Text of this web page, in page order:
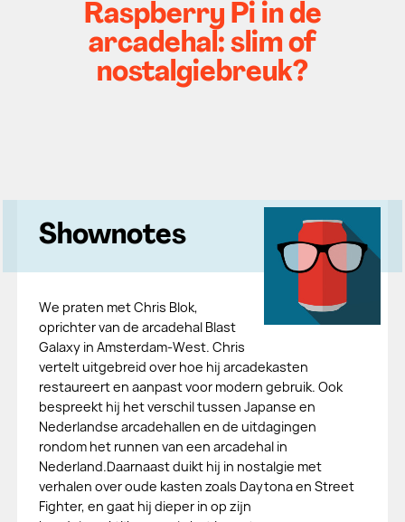
Raspberry Pi in de
arcadehal: slim of
nostalgiebreuk?
Shownotes
We praten met Chris Blok,
oprichter van de arcadehal Blast
Galaxy in Amsterdam-West. Chris
vertelt uitgebreid over hoe hij arcadekasten
restaureert en aanpast voor modern gebruik. Ook
bespreekt hij het verschil tussen Japanse en
Nederlandse arcadehallen en de uitdagingen
rondom het runnen van een arcadehal in
Nederland.Daarnaast duikt hij in nostalgie met
verhalen over oude kasten zoals Daytona en Street
Fighter, en gaat hij dieper in op zijn